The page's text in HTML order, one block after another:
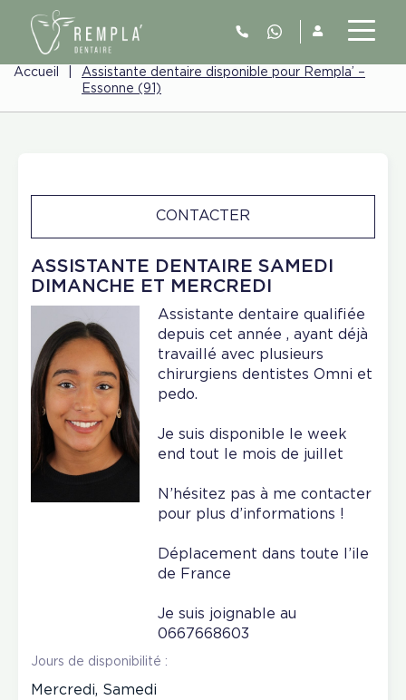
Accueil
Assistante dentaire disponible pour Rempla’ –
Essonne (91)
ASSISTANTE DENTAIRE SAMEDI
DIMANCHE ET MERCREDI
CONTACTER
Assistante dentaire qualifiée
depuis cet année , ayant déjà
travaillé avec plusieurs
chirurgiens dentistes Omni et
pedo.
Je suis disponible le week
end tout le mois de juillet
N’hésitez pas à me contacter
pour plus d’informations !
Déplacement dans toute l’ile
de France
Je suis joignable au
0667668603
Jours de disponibilité :
Mercredi, Samedi